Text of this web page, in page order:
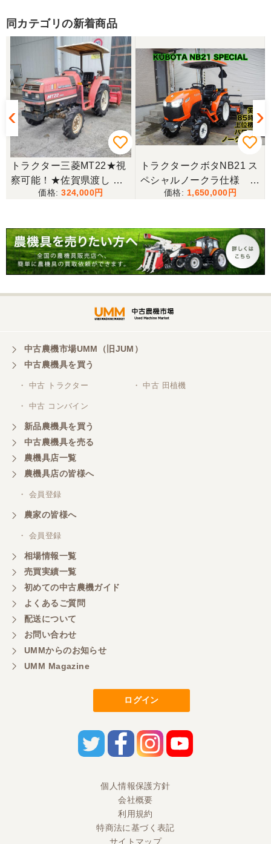
三重県／山﨑
スタッフの鈴木さんが親切で機械に詳しく 丁寧にご
対応頂きました。 ありがとう！ 少し距離はあります
が、今後も農機具を買う際はのうき屋さんを利用し
ようと思います。
三重県／miraisann
写真と現物が違いすぎる
三重県／谷本勝美
こちらの、対応も、よく、大変、満足、です。
三重県／谷本勝美
こちらの、対応、も、よくして、くれました。
対応も、よくしてくれました、有難うございまし
三重県／山本
対応ありがとうございました。
三重県／山本
共立シュレッターを受け取りました。 状態は問題な
く、エンジンも調子がよさそうです。 ありがとうご
ざいました。
三重県／
嫌な顔をせずに一生懸命頑張ってくれる中山さんに
感謝しています。ここで3台買いましたが、これから
もよろしくお願いしたいです。
三重県／
初めてコンバインを買いに行ったのですが、とても
明るい方に担当していただき細かく説明して下さっ
てとても嬉しかったです。
担当さんの説明が丁寧で分かりやすく、急な要望に
も迅速に対応して頂き非常に助かりました。
三重県／
とても良い対応でした。また利用したいです。
同カテゴリの新着商品
トラクター三菱MT22★視
察可能！★佐賀県渡し 三
菱 トラクター MT22 22馬
ー MT 4WD ディーゼル 現
状渡し【P11460730】
324,000
トラクタークボタNB21 ス
ペシャルノークラ仕様 上
位機種
1,650,000
中古農機市場UMM（旧JUM）
中古農機具を買う
・ 中古 トラクター ・ 中古 田植機
・ 中古 コンバイン
新品農機具を買う
中古農機具を売る
農機具店一覧
農機具店の皆様へ
・ 会員登録
農家の皆様へ
・ 会員登録
相場情報一覧
売買実績一覧
初めての中古農機ガイド
よくあるご質問
配送について
お問い合わせ
UMMからのお知らせ
UMM Magazine
ログイン
個人情報保護方針
会社概要
利用規約
特商法に基づく表記
サイトマップ